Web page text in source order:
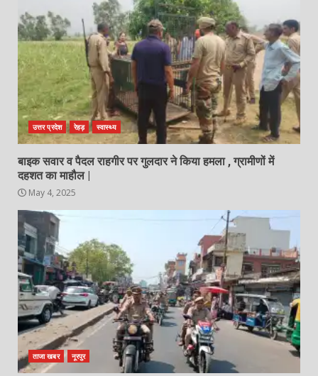
उत्तर प्रदेश रेहड़ स्वास्थ्य
बाइक सवार व पैदल राहगीर पर गुलदार ने किया हमला , ग्रामीणों में
दहशत का माहौल |
May 4, 2025
ताजा खबर नूरपुर